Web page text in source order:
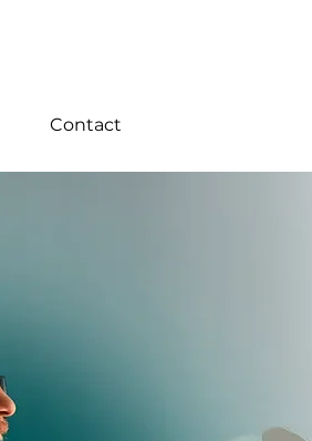
Contact